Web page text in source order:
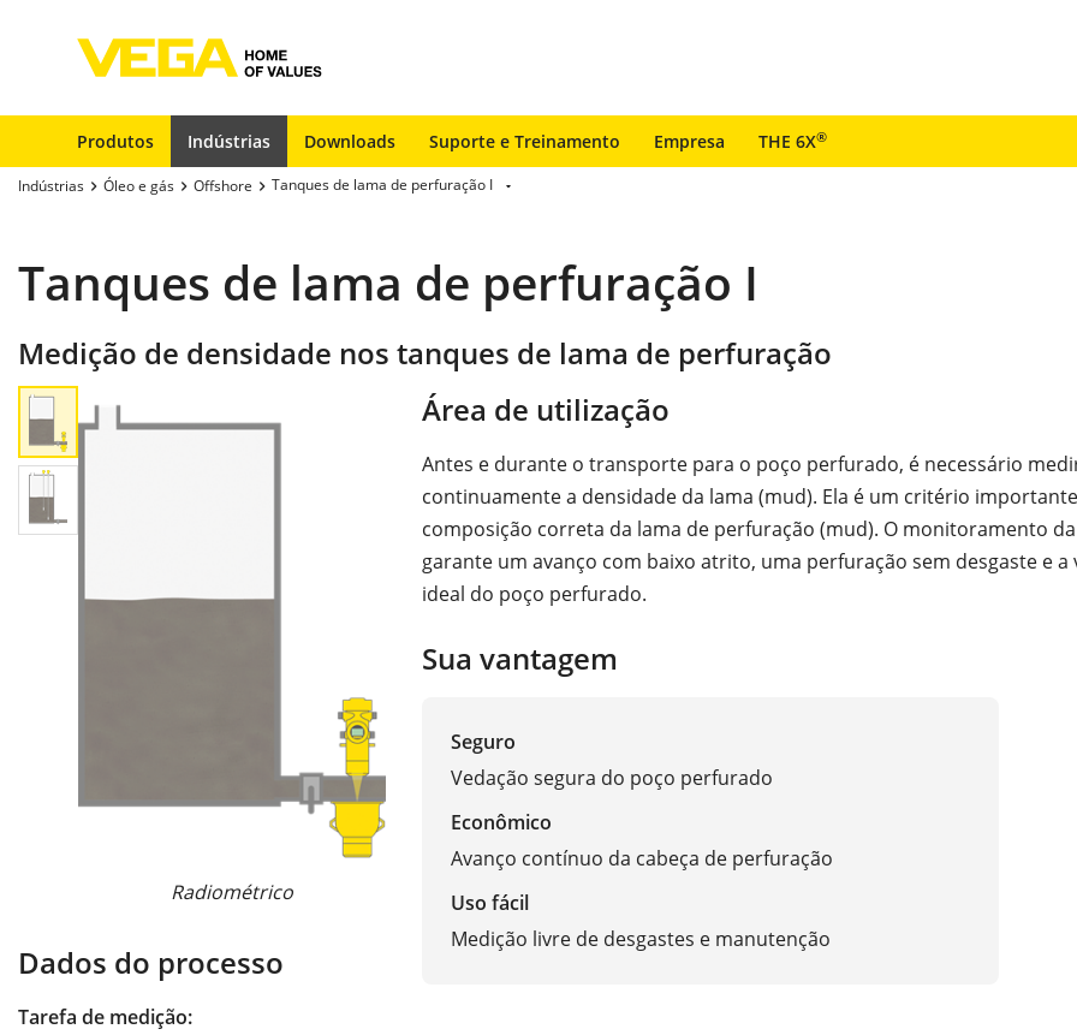
Produtos Indústrias Downloads Suporte e Treinamento Empresa THE 6X®
Indústrias Óleo e gás Offshore Tanques de lama de perfuração I
Tanques de lama de perfuração I
Medição de densidade nos tanques de lama de perfuração
Radiométrico Pressão diferencial
Dados do processo
Tarefa de medição:
Área de utilização
Antes e durante o transporte para o poço perfurado, é necessário
continuamente a densidade da lama (mud). Ela é um critério
composição correta da lama de perfuração (mud). O monitoramento
garante um avanço com baixo atrito, uma perfuração sem desgaste e a
ideal do poço perfurado.
Sua vantagem
Seguro
Vedação segura do poço perfurado
Econômico
Avanço contínuo da cabeça de perfuração
Uso fácil
Medição livre de desgastes e manutenção